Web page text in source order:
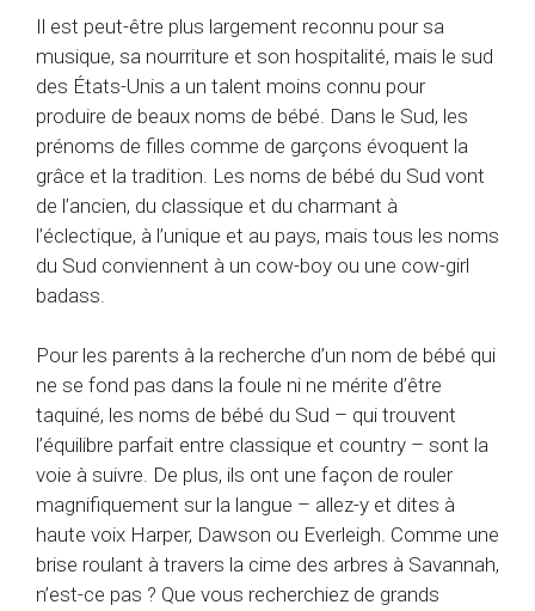
Il est peut-être plus largement reconnu pour sa
musique, sa nourriture et son hospitalité, mais le sud
des États-Unis a un talent moins connu pour
produire de beaux noms de bébé. Dans le Sud, les
prénoms de filles comme de garçons évoquent la
grâce et la tradition. Les noms de bébé du Sud vont
de l’ancien, du classique et du charmant à
l’éclectique, à l’unique et au pays, mais tous les noms
du Sud conviennent à un cow-boy ou une cow-girl
badass.
Pour les parents à la recherche d’un nom de bébé qui
ne se fond pas dans la foule ni ne mérite d’être
taquiné, les noms de bébé du Sud – qui trouvent
l’équilibre parfait entre classique et country – sont la
voie à suivre. De plus, ils ont une façon de rouler
magnifiquement sur la langue – allez-y et dites à
haute voix Harper, Dawson ou Everleigh. Comme une
brise roulant à travers la cime des arbres à Savannah,
n’est-ce pas ? Que vous recherchiez de grands